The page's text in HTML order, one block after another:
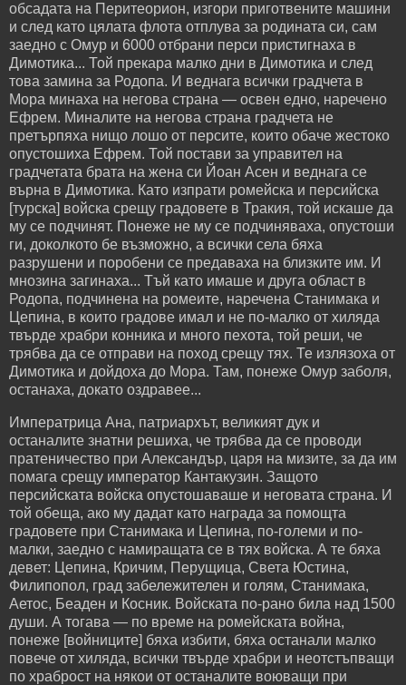
обсадата на Перитеорион, изгори приготвените машини
и след като цялата флота отплува за родината си, сам
заедно с Омур и 6000 отбрани перси пристигнаха в
Димотика... Той прекара малко дни в Димотика и след
това замина за Родопа. И веднага всички градчета в
Мора минаха на негова страна — освен едно, наречено
Ефрем. Миналите на негова страна градчета не
претърпяха нищо лошо от персите, които обаче жестоко
опустошиха Ефрем. Той постави за управител на
градчетата брата на жена си Йоан Асен и веднага се
върна в Димотика. Като изпрати ромейска и персийска
[турска] войска срещу градовете в Тракия, той искаше да
му се подчинят. Понеже не му се подчиняваха, опустоши
ги, доколкото бе възможно, а всички села бяха
разрушени и поробени се предаваха на близките им. И
мнозина загинаха... Тъй като имаше и друга област в
Родопа, подчинена на ромеите, наречена Станимака и
Цепина, в които градове имал и не по-малко от хиляда
твърде храбри конника и много пехота, той реши, че
трябва да се отправи на поход срещу тях. Те излязоха от
Димотика и дойдоха до Мора. Там, понеже Омур заболя,
останаха, докато оздравее...
Императрица Ана, патриархът, великият дук и
ocτaнaлиτe знатни решиха, че трябва да се проводи
пратеничество при Александър, царя на мизите, за да им
помага срещу император Кантакузин. Защото
персийската войска опустошаваше и неговата страна. И
той обеща, ако му дадат като награда за помощта
градовете при Станимака и Цепина, по-големи и по-
малки, заедно с намиращата се в тях войска. А те бяха
девет: Цепина, Кричим, Перущица, Света Юстина,
Филипопол, град забележителен и голям, Станимака,
Аетос, Беаден и Косник. Войската по-рано била над 1500
души. А тогава — по време на ромейската война,
понеже [войниците] бяха избити, бяха останали малко
повече от хиляда, всички твърде храбри и неотстъпващи
по храброст на някои от останалите воюващи при